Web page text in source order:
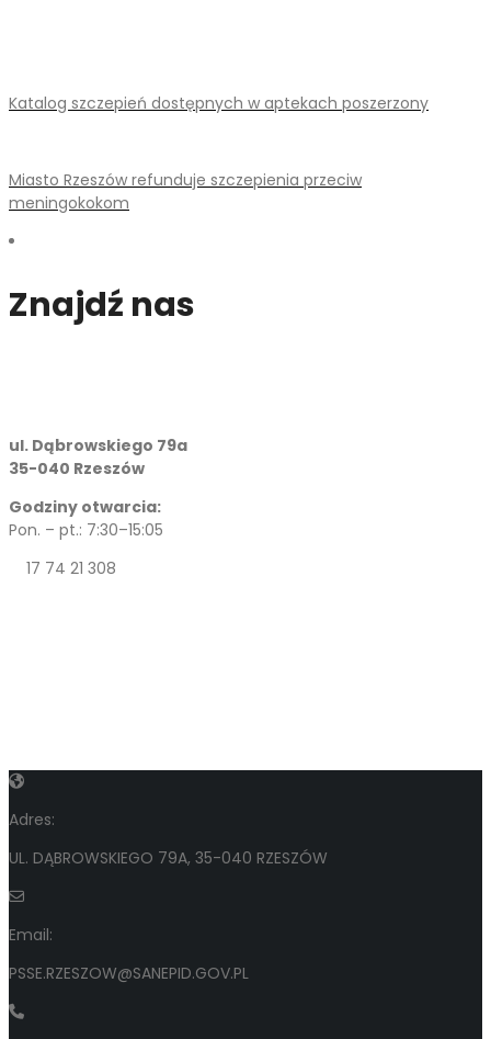
Katalog szczepień dostępnych w aptekach poszerzony
Miasto Rzeszów refunduje szczepienia przeciw
meningokokom
Znajdź nas
ul. Dąbrowskiego 79a
35-040 Rzeszów
Godziny otwarcia:
Pon. – pt.: 7:30–15:05
17 74 21 308
Adres:
UL. DĄBROWSKIEGO 79A, 35-040 RZESZÓW
Email:
PSSE.RZESZOW@SANEPID.GOV.PL